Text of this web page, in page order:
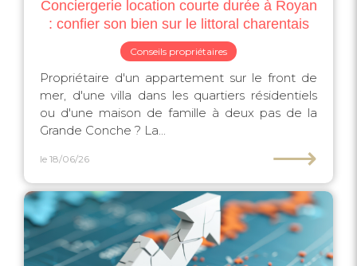
Conciergerie location courte durée à Royan
: confier son bien sur le littoral charentais
Conseils propriétaires
Propriétaire d'un appartement sur le front de
mer, d'une villa dans les quartiers résidentiels
ou d'une maison de famille à deux pas de la
Grande Conche ? La...
le 18/06/26 ⟶